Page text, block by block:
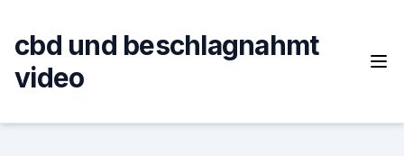
content
cbd und beschlagnahmt
video